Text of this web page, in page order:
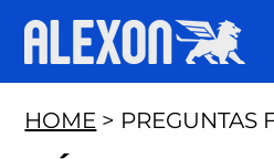
HOME > PREGUNTAS